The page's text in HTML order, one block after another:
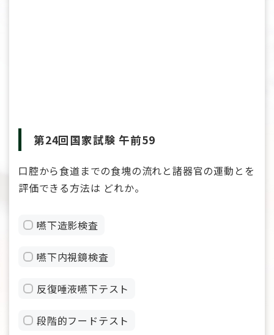
第24回国家試験 午前59
口腔から食道までの食塊の流れと諸器官の運動とを
評価できる方法は どれか。
嚥下造影検査
嚥下内視鏡検査
反復唾液嚥下テスト
段階的フードテスト